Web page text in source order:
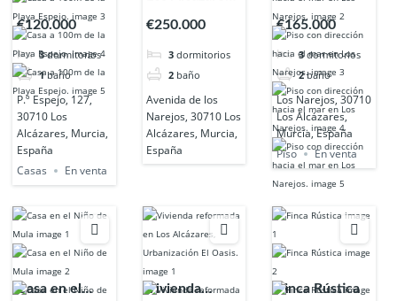
de la Playa
Espejo.
€120.000
3 dormitorios
1 baño
P.º Espejo, 127,
30710 Los
Alcázares, Murcia,
España
Casas
En venta
– VENDIDA
€250.000
3 dormitorios
2 baño
Avenida de los
Narejos, 30710 Los
Alcázares, Murcia,
España
dirección hacia
el mar en Los
Narejos.
€165.000
3 dormitorios
2 baño
Los Narejos, 30710
Los Alcázares,
Murcia, España
Piso
En venta
Casa en el
Vivienda
Finca Rústica